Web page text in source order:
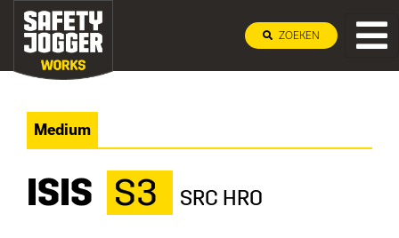
ZOEKEN
Medium
ISIS S3 SRC HRO